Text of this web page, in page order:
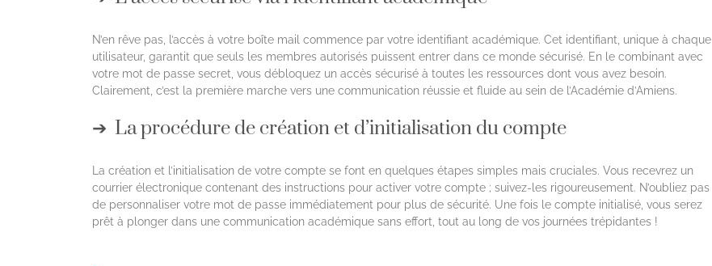
N’en rêve pas, l’accès à votre boîte mail commence par votre identifiant académique. Cet identifiant, unique à chaque
utilisateur, garantit que seuls les membres autorisés puissent entrer dans ce monde sécurisé. En le combinant avec
votre mot de passe secret, vous débloquez un accès sécurisé à toutes les ressources dont vous avez besoin.
Clairement, c’est la première marche vers une communication réussie et fluide au sein de l’Académie d’Amiens.
La procédure de création et d’initialisation du compte
La création et l’initialisation de votre compte se font en quelques étapes simples mais cruciales. Vous recevrez un
courrier électronique contenant des instructions pour activer votre compte ; suivez-les rigoureusement. N’oubliez pas
de personnaliser votre mot de passe immédiatement pour plus de sécurité. Une fois le compte initialisé, vous serez
prêt à plonger dans une communication académique sans effort, tout au long de vos journées trépidantes !